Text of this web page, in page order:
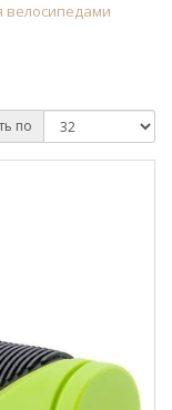
велосипедами
по